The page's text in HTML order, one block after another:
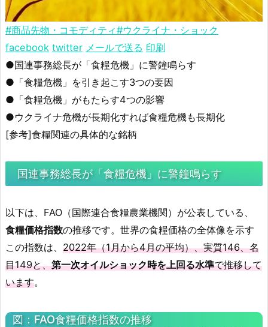
#商品先物・コモディティ#ウクライナ・ショック
facebook twitter メールで送る 印刷
●国連事務総長が「食糧危機」に警鐘鳴らす
●「食糧危機」を引き起こす3つの要因
●「食糧危機」がもたらす4つの影響
●ウクライナ危機が長期化すれば食糧危機も長期化
[参考]食糧関連の具体的な銘柄
国連事務総長が「食糧危機」に警鐘鳴らす
以下は、FAO（国際連合食糧農業機関）が公表している、
食糧価格指数の推移です。世界の食糧価格の全体像を示す
この指数は、 2022年（1月から4月の平均）、実質146、名
目149と、第一次オイルショック時を上回る水準で推移して
います。
図：FAO食糧価格指数の推移